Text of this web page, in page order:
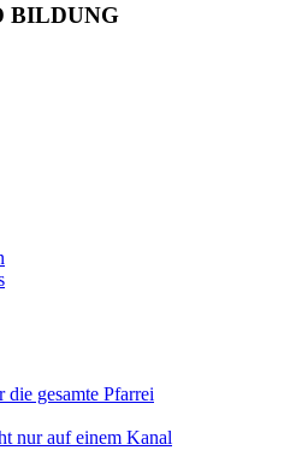
BILDUNG
gesamte Pfarrei
nur auf einem Kanal